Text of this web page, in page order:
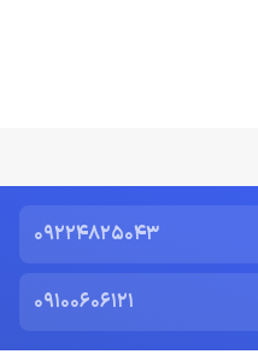
09224825043
09100606121